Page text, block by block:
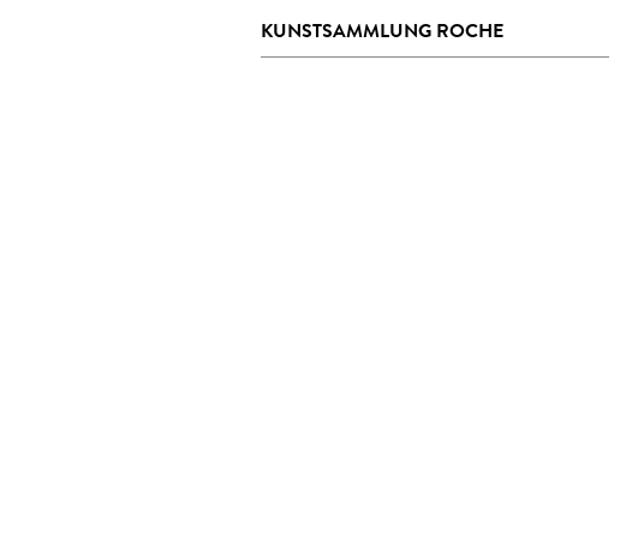
KUNSTSAMMLUNG ROCHE